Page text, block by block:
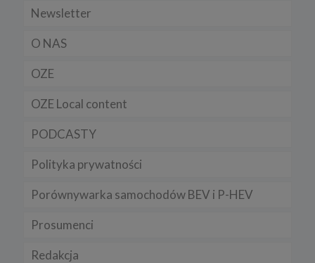
Newsletter
O NAS
OZE
OZE Local content
PODCASTY
Polityka prywatności
Porównywarka samochodów BEV i P-HEV
Prosumenci
Redakcja